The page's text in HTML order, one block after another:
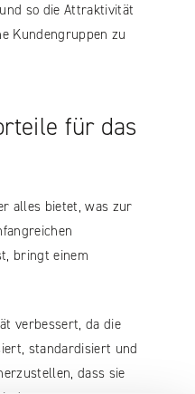
so die Attraktivität
Kundengruppen zu
für das
alles bietet, was zur
bringt einem
verbessert, da die
standardisiert und
dass sie